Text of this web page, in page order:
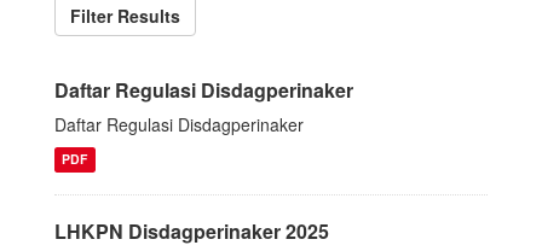
Filter Results
Daftar Regulasi Disdagperinaker
Daftar Regulasi Disdagperinaker
PDF
LHKPN Disdagperinaker 2025